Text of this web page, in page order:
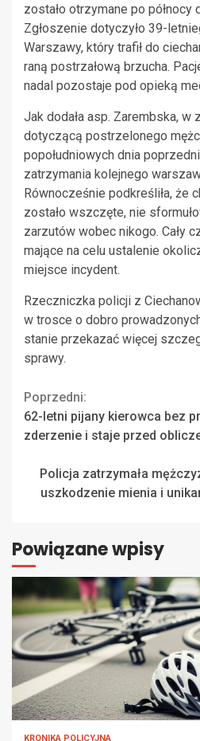
zostało otrzymane po północy
Zgłoszenie dotyczyło 39-
Warszawy, który trafił do
raną postrzałową brzucha.
nadal pozostaje pod opieką
Jak dodała asp. Zarembska,
dotyczącą postrzelonego
popołudniowych dnia
zatrzymania kolejnego
Równocześnie podkreśliła, że
zostało wszczęte, nie
zarzutów wobec nikogo. Cały
mające na celu ustalenie
miejsce incydent.
Rzeczniczka policji z
w trosce o dobro
stanie przekazać więcej
sprawy.
Continue
Reading
Poprzedni:
62-letni pijany kierowca bez
zderzenie i staje przed
Policja zatrzymała
uszkodzenie mienia i
Powiązane wpisy
KRONIKA POLICYJNA